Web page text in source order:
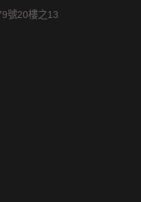
號20樓之13